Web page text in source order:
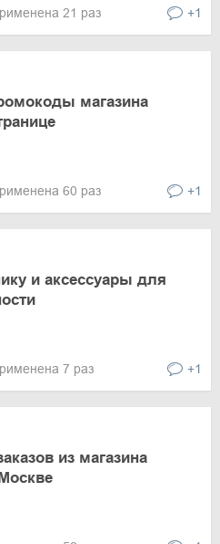
21 раз +1
магазина
60 раз +1
и аксессуары для
7 раз +1
из магазина